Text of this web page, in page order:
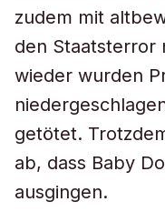
zudem mit
den Staatsterror
wieder wurden
getötet.
ab, dass Baby
ausgingen.